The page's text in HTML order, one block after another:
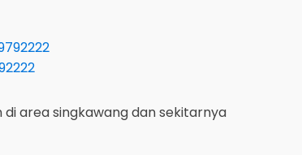
di areasingkawangdan sekitarnya